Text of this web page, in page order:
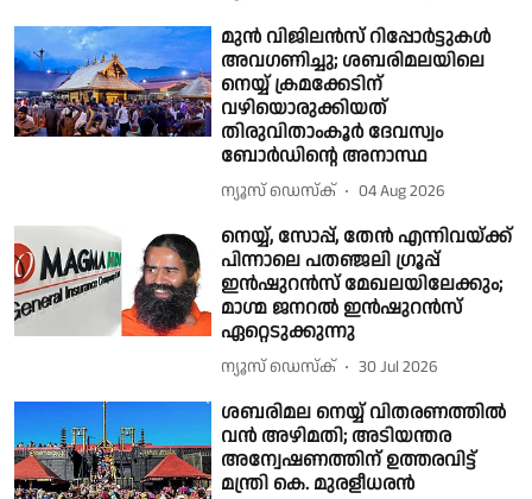
മുൻ വിജിലൻസ് റിപ്പോർട്ടുകൾ
അവഗണിച്ചു; ശബരിമലയിലെ
നെയ്യ് ക്രമക്കേടിന്
വഴിയൊരുക്കിയത്
തിരുവിതാംകൂർ ദേവസ്വം
ബോർഡിൻ്റെ അനാസ്ഥ
ന്യൂസ് ഡെസ്ക് 04 Aug 2026
നെയ്യ്, സോപ്പ്, തേൻ എന്നിവയ്ക്ക്
പിന്നാലെ പതഞ്ജലി ഗ്രൂപ്പ്
ഇൻഷുറൻസ് മേഖലയിലേക്കും;
മാഗ്മ ജനറൽ ഇൻഷുറൻസ്
ഏറ്റെടുക്കുന്നു
ന്യൂസ് ഡെസ്ക് 30 Jul 2026
ശബരിമല നെയ്യ് വിതരണത്തിൽ
വൻ അഴിമതി; അടിയന്തര
അന്വേഷണത്തിന് ഉത്തരവിട്ട്
മന്ത്രി കെ. മുരളീധരൻ